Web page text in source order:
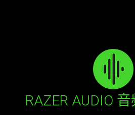
RAZER AUDIO